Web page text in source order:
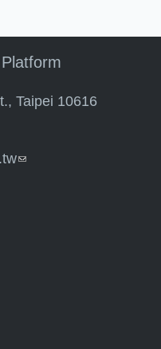
Taipei 10616
(link sends e-mail)